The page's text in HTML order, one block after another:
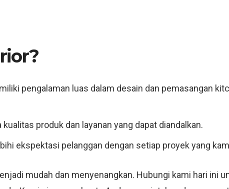
pengalaman luas dalam desain dan pemasangan
produk dan layanan yang dapat diandalkan.
ekspektasi pelanggan dengan setiap proyek yang
mudah dan menyenangkan. Hubungi kami hari ini